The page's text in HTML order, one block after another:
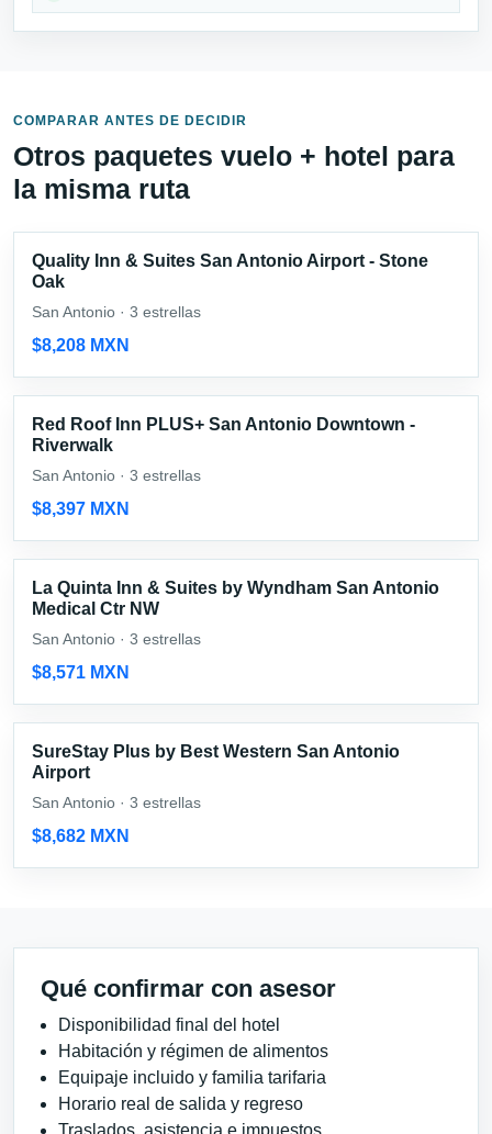
COMPARAR ANTES DE DECIDIR
Otros paquetes vuelo + hotel para
la misma ruta
Quality Inn & Suites San Antonio Airport - Stone
Oak
San Antonio · 3 estrellas
$8,208 MXN
Red Roof Inn PLUS+ San Antonio Downtown -
Riverwalk
San Antonio · 3 estrellas
$8,397 MXN
La Quinta Inn & Suites by Wyndham San Antonio
Medical Ctr NW
San Antonio · 3 estrellas
$8,571 MXN
SureStay Plus by Best Western San Antonio
Airport
San Antonio · 3 estrellas
$8,682 MXN
Qué confirmar con asesor
Disponibilidad final del hotel
Habitación y régimen de alimentos
Equipaje incluido y familia tarifaria
Horario real de salida y regreso